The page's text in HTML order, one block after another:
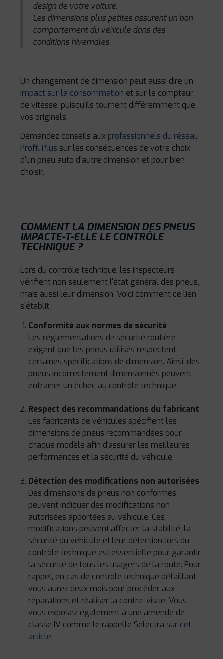
design de votre voiture.
Les dimensions plus petites assurent un bon
comportement du véhicule dans des
conditions hivernales.
Un changement de dimension peut aussi dire un
impact sur la consommation et sur le compteur
de vitesse, puisqu'ils tournent différemment que
vos originels.
Demandez conseils aux professionnels du réseau
Profil Plus sur les conséquences de votre choix
d'un pneu auto d'autre dimension et pour bien
choisir.
COMMENT LA DIMENSION DES PNEUS
IMPACTE-T-ELLE LE CONTRÔLE
TECHNIQUE ?
Lors du contrôle technique, les inspecteurs
vérifient non seulement l'état général des pneus,
mais aussi leur dimension. Voici comment ce lien
s'établit :
Conformité aux normes de sécurité
Les réglementations de sécurité routière
exigent que les pneus utilisés respectent
certaines spécifications de dimension. Ainsi, des
pneus incorrectement dimensionnés peuvent
entraîner un échec au contrôle technique.
Respect des recommandations du fabricant
Les fabricants de véhicules spécifient les
dimensions de pneus recommandées pour
chaque modèle afin d'assurer les meilleures
performances et la sécurité du véhicule.
Détection des modifications non autorisées
Des dimensions de pneus non conformes
peuvent indiquer des modifications non
autorisées apportées au véhicule. Ces
modifications peuvent affecter la stabilité, la
sécurité du véhicule et leur détection lors du
contrôle technique est essentielle pour garantir
la sécurité de tous les usagers de la route. Pour
rappel, en cas de contrôle technique défaillant,
vous aurez deux mois pour procéder aux
réparations et réaliser la contre-visite. Vous
vous exposez également à une amende de
classe IV comme le rappelle Selectra sur cet
article.